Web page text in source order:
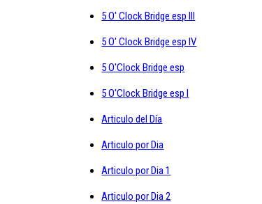
5 O' Clock Bridge esp III
5 O' Clock Bridge esp IV
5 O'Clock Bridge esp
5 O'Clock Bridge esp I
Articulo del Día
Articulo por Dia
Articulo por Dia 1
Articulo por Dia 2